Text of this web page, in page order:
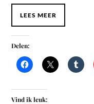
LEES MEER
Delen:
Vind ik leuk: